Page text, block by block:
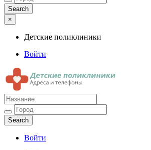
×
Детские поликлиники
Войти
Детские поликлиники
Адреса и телефоны поликлиник
Войти